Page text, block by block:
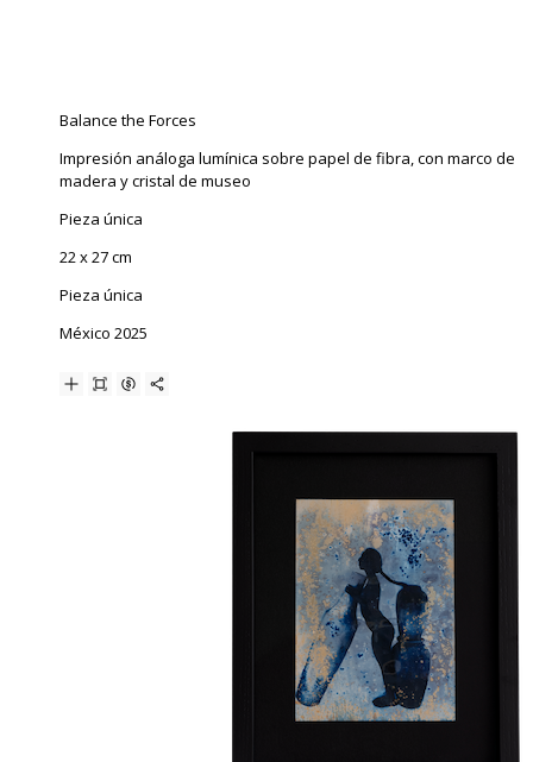
Balance the Forces
Impresión análoga lumínica sobre papel de fibra, con marco de
madera y cristal de museo
Pieza única
22 x 27 cm
Pieza única
México 2025